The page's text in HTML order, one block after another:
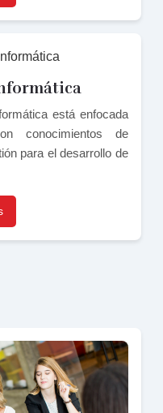
está enfocada
conocimientos de
para el desarrollo de